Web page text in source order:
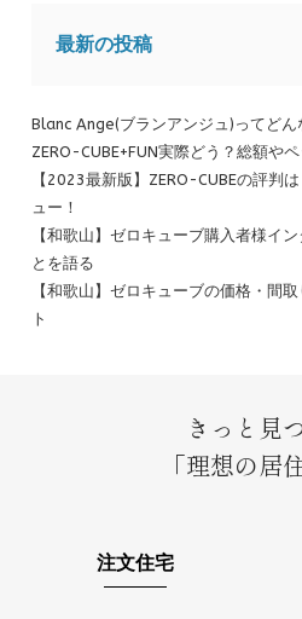
最新の投稿
Blanc Ange(ブランアンジュ)ってど
ZERO-CUBE+FUN実際どう？総額や
【2023最新版】ZERO-CUBEの評判
ュー！
【和歌山】ゼロキューブ購入者様イ
とを語る
【和歌山】ゼロキューブの価格・間
ト
きっと見
「理想の居
注文住宅